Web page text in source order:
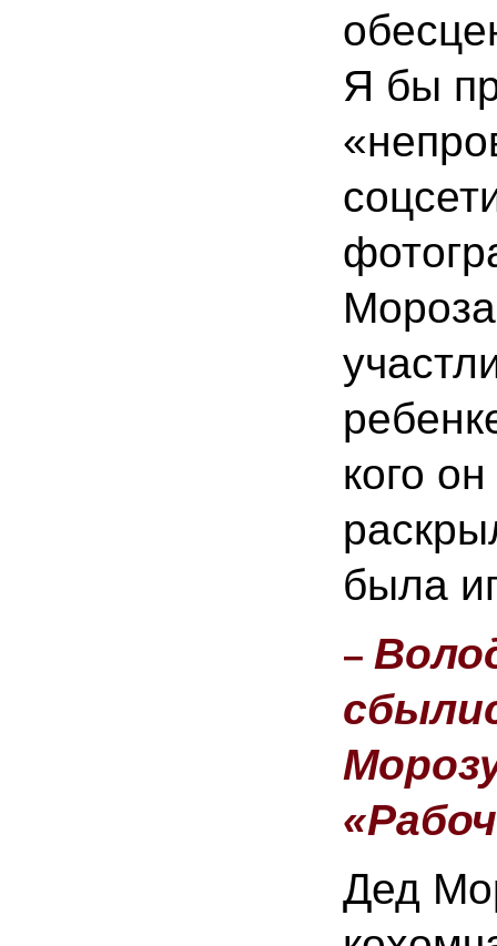
Я бы
кого
была
–
Дед